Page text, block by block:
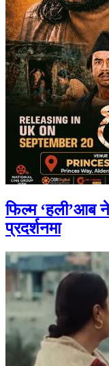
फिल्म ‘हली’आब
प्रदर्शनमा